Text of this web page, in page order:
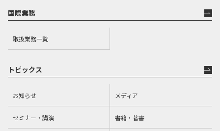
国際業務
取扱業務一覧
トピックス
お知らせ メディア
セミナー・講演 書籍・著書